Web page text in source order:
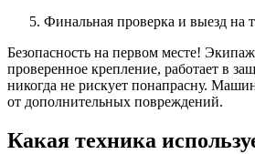
Финальная проверка и выезд на
Безопасность на первом месте!
проверенное крепление, работает в
никогда не рискует понапрасну.
от дополнительных повреждений.
Какая техника